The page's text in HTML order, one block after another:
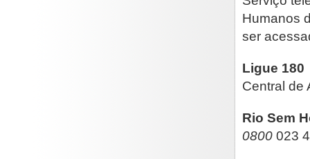
Humanos
ser
Ligue 180
Central de
Rio Sem
0800 023